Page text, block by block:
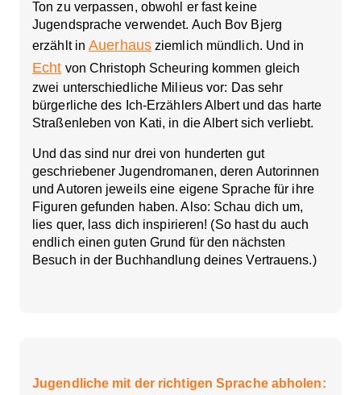
Ton zu verpassen, obwohl er fast keine
Jugendsprache verwendet. Auch Bov Bjerg
erzählt inAuerhausziemlich mündlich. Und in
Echt von Christoph Scheuring kommen gleich
zwei unterschiedliche Milieus vor: Das sehr
bürgerliche des Ich-Erzählers Albert und das harte
Straßenleben von Kati, in die Albert sich verliebt.
Und das sind nur drei von hunderten gut
geschriebener Jugendromanen, deren Autorinnen
und Autoren jeweils eine eigene Sprache für ihre
Figuren gefunden haben. Also: Schau dich um,
lies quer, lass dich inspirieren! (So hast du auch
endlich einen guten Grund für den nächsten
Besuch in der Buchhandlung deines Vertrauens.)
Jugendliche mit der richtigen Sprache abholen: